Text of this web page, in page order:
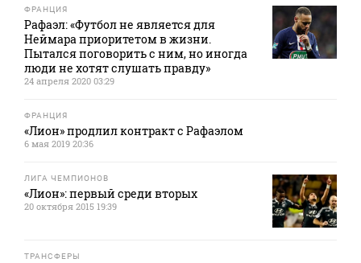
ФРАНЦИЯ
Рафаэл: «Футбол не является для
Неймара приоритетом в жизни.
Пытался поговорить с ним, но иногда
люди не хотят слушать правду»
24 апреля 2020 03:29
ФРАНЦИЯ
«Лион» продлил контракт с Рафаэлом
6 мая 2019 20:36
ЛИГА ЧЕМПИОНОВ
«Лион»: первый среди вторых
20 октября 2015 19:39
ТРАНСФЕРЫ